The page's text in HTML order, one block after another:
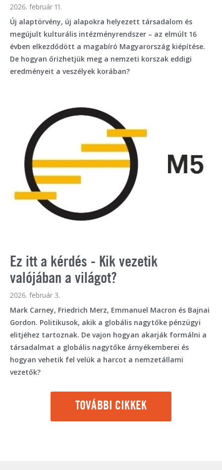
2026. február 11.
Új alaptörvény, új alapokra helyezett társadalom és
megújult kulturális intézményrendszer – az elmúlt 16
évben elkezdődött a magabíró Magyarország kiépítése.
De hogyan őrizhetjük meg a nemzeti korszak eddigi
eredményeit a veszélyek korában?
Ez itt a kérdés - Kik vezetik
valójában a világot?
2026. február 3.
Mark Carney, Friedrich Merz, Emmanuel Macron és Bajnai
Gordon. Politikusok, akik a globális nagytőke pénzügyi
elitjéhez tartoznak. De vajon hogyan akarják formálni a
társadalmat a globális nagytőke árnyékemberei és
hogyan vehetik fel velük a harcot a nemzetállami
vezetők?
TOVÁBBI CIKKEK